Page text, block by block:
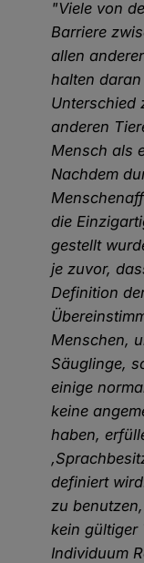
"Viele von
Barriere
allen
halten
Unterschied
anderen
Mensch als
Nachdem
die
gestellt
je zuvor,
Definition
Menschen,
Säuglinge,
einige
keine
haben,
definiert
zu
kein gültiger
Individuum